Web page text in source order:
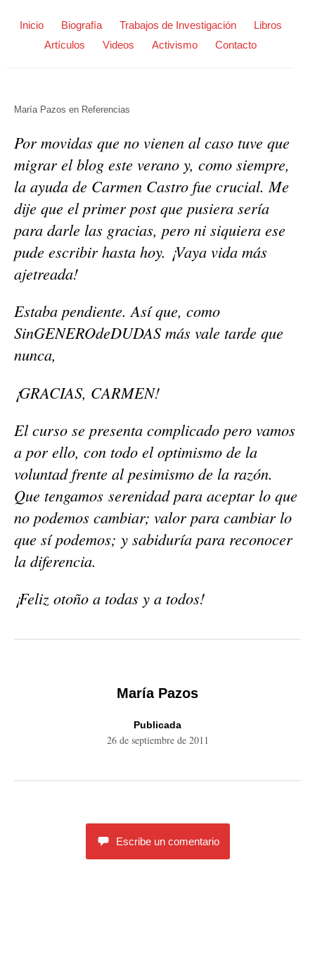
Inicio Biografía Trabajos de Investigación
Libros
Artículos
Videos Activismo Contacto
María Pazos en Referencias
Por movidas que no vienen al caso tuve que
migrar el blog este verano y, como siempre,
la ayuda de Carmen Castro fue crucial. Me
dije que el primer post que pusiera sería
para darle las gracias, pero ni siquiera ese
pude escribir hasta hoy. ¡Vaya vida más
ajetreada!
Estaba pendiente. Así que, como
SinGENEROdeDUDASmás vale tarde que
nunca,
¡GRACIAS, CARMEN!
El curso se presenta complicado pero vamos
a por ello, con todo el optimismo de la
voluntad frente al pesimismo de la razón.
Que tengamos serenidad para aceptar lo que
no podemos cambiar; valor para cambiar lo
que sí podemos; y sabiduría para reconocer
la diferencia.
¡Feliz otoño a todas y a todos!
María Pazos
Publicada
26 de septiembre de 2011
Escribe un comentario